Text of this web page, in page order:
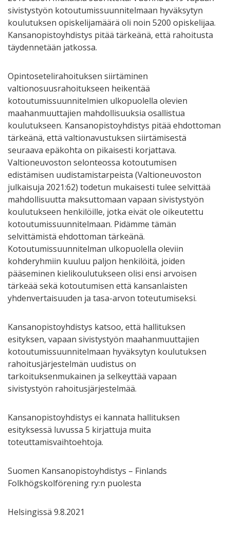
sivistystyön kotoutumissuunnitelmaan hyväksytyn
koulutuksen opiskelijamäärä oli noin 5200 opiskelijaa.
Kansanopistoyhdistys pitää tärkeänä, että rahoitusta
täydennetään jatkossa.
Opintosetelirahoituksen siirtäminen
valtionosuusrahoitukseen heikentää
kotoutumissuunnitelmien ulkopuolella olevien
maahanmuuttajien mahdollisuuksia osallistua
koulutukseen. Kansanopistoyhdistys pitää ehdottoman
tärkeänä, että valtionavustuksen siirtämisestä
seuraava epäkohta on pikaisesti korjattava.
Valtioneuvoston selonteossa kotoutumisen
edistämisen uudistamistarpeista (Valtioneuvoston
julkaisuja 2021:62) todetun mukaisesti tulee selvittää
mahdollisuutta maksuttomaan vapaan sivistystyön
koulutukseen henkilöille, jotka eivät ole oikeutettu
kotoutumissuunnitelmaan. Pidämme tämän
selvittämistä ehdottoman tärkeänä.
Kotoutumissuunnitelman ulkopuolella oleviin
kohderyhmiin kuuluu paljon henkilöitä, joiden
pääseminen kielikoulutukseen olisi ensi arvoisen
tärkeää sekä kotoutumisen että kansanlaisten
yhdenvertaisuuden ja tasa-arvon toteutumiseksi.
Kansanopistoyhdistys katsoo, että hallituksen
esityksen, vapaan sivistystyön maahanmuuttajien
kotoutumissuunnitelmaan hyväksytyn koulutuksen
rahoitusjärjestelmän uudistus on
tarkoituksenmukainen ja selkeyttää vapaan
sivistystyön rahoitusjärjestelmää.
Kansanopistoyhdistys ei kannata hallituksen
esityksessä luvussa 5 kirjattuja muita
toteuttamisvaihtoehtoja.
Suomen Kansanopistoyhdistys – Finlands
Folkhögskolförening ry:n puolesta
Helsingissä 9.8.2021